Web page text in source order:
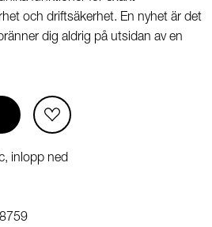
och driftsäkerhet. En nyhet är det
dig aldrig på utsidan av en
inlopp ned